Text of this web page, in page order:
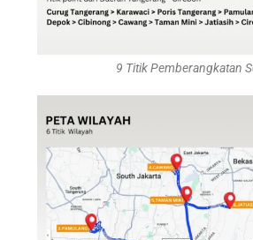
9 Titik Pemberangkatan